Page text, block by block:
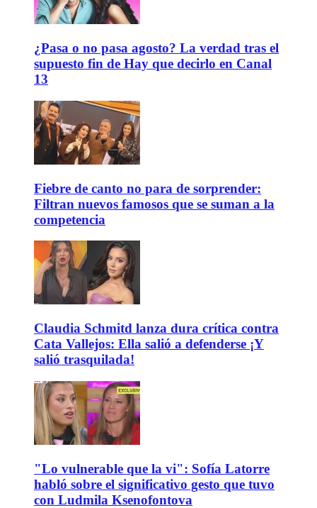
¿Pasa o no pasa agosto? La verdad tras el
supuesto fin de Hay que decirlo en Canal
13
Fiebre de canto no para de sorprender:
Filtran nuevos famosos que se suman a la
competencia
Claudia Schmitd lanza dura crítica contra
Cata Vallejos: Ella salió a defenderse ¡Y
salió trasquilada!
"Lo vulnerable que la vi": Sofía Latorre
habló sobre el significativo gesto que tuvo
con Ludmila Ksenofontova